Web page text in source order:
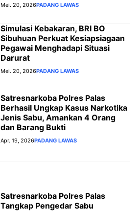
Mei. 20, 2026PADANG LAWAS
Simulasi Kebakaran, BRI BO
Sibuhuan Perkuat Kesiapsiagaan
Pegawai Menghadapi Situasi
Darurat
Mei. 20, 2026PADANG LAWAS
Satresnarkoba Polres Palas
Berhasil Ungkap Kasus Narkotika
Jenis Sabu, Amankan 4 Orang
dan Barang Bukti
Apr. 19, 2026PADANG LAWAS
Satresnarkoba Polres Palas
Tangkap Pengedar Sabu